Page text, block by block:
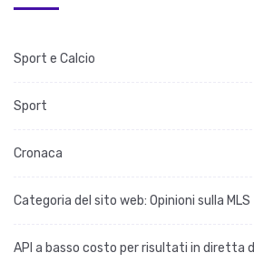
Sport e Calcio
Sport
Cronaca
Categoria del sito web: Opinioni sulla MLS
API a basso costo per risultati in diretta